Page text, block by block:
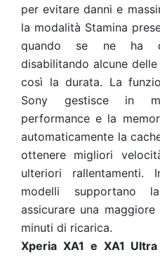
per evitare danni e
la modalità Stamina
quando se ne ha
disabilitando alcune
così la durata. La
Sony gestisce in
performance e la
automaticamente la
ottenere migliori
ulteriori rallentamenti.
modelli supportano
assicurare una
minuti di ricarica.
Xperia XA1 e XA1